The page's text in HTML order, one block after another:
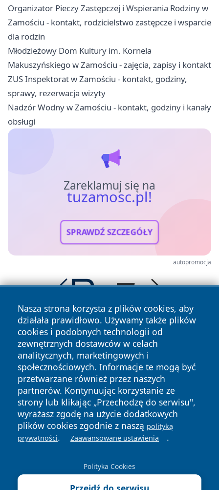
Organizator Pieczy Zastępczej i Wspierania Rodziny w
Zamościu - kontakt, rodzicielstwo zastępcze i wsparcie
dla rodzin
Młodzieżowy Dom Kultury im. Kornela
Makuszyńskiego w Zamościu - zajęcia, zapisy i kontakt
ZUS Inspektorat w Zamościu - kontakt, godziny,
sprawy, rezerwacja wizyty
Nadzór Wodny w Zamościu - kontakt, godziny i kanały
obsługi
Zareklamuj się na
tuzamosc.pl!
SPRAWDŹ SZCZEGÓŁY
autopromocja
Nasza strona korzysta z plików cookies, aby
działała prawidłowo. Używamy także plików
cookies i podobnych technologii od
zewnętrznych dostawców w celach
analitycznych, marketingowych i
społecznościowych. Informacje te mogą być
przetwarzane również przez naszych
partnerów. Kontynuując korzystanie ze
strony lub klikając „Przechodzę do serwisu",
wyrażasz zgodę na użycie dodatkowych
plików cookies zgodnie z naszą polityką
prywatności. Zaawansowane ustawienia .
Polityka Cookies
Copyright © 2026 tuzamosc.pl Wszystkie prawa zastrzeżone.
News Autorzy
Polityka
Prywatności
Polityka
Cookies